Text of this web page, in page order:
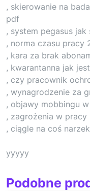
, skierowanie na
pdf
, system pegasus jak
, norma czasu pracy
, kara za brak
, kwarantanna jak
, czy pracownik
, wynagrodzenie za
, objawy mobbingu
, zagrożenia w pracy
, ciągle na coś
yyyyy
Podobne